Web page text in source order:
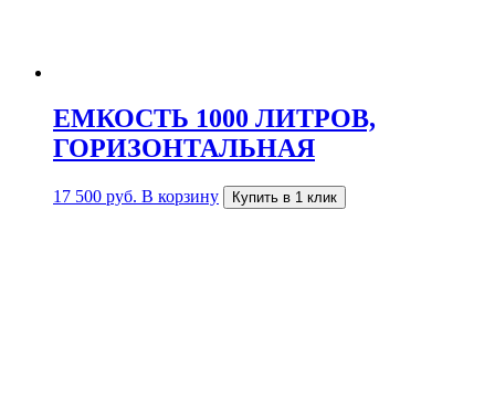
ЕМКОСТЬ 1000 ЛИТРОВ,
ГОРИЗОНТАЛЬНАЯ
17 500 руб. В корзину Купить в 1 клик